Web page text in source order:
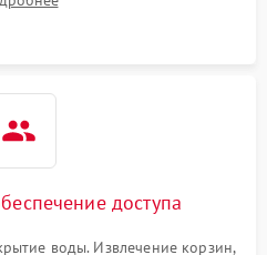
системы защиты
доступа
воды. Извлечение корзин,